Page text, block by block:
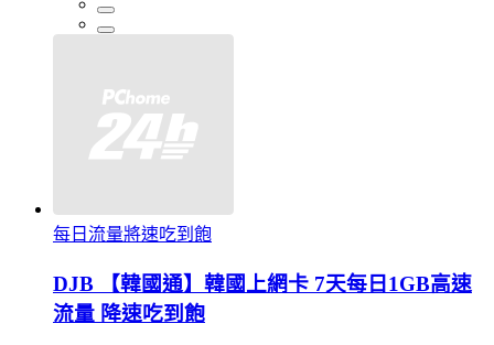
每日流量將速吃到飽
DJB 【韓國通】韓國上網卡 7天每日1GB高速
流量 降速吃到飽